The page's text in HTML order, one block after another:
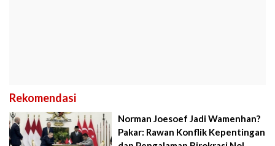
Rekomendasi
Norman Joesoef Jadi Wamenhan?
Pakar: Rawan Konflik Kepentingan